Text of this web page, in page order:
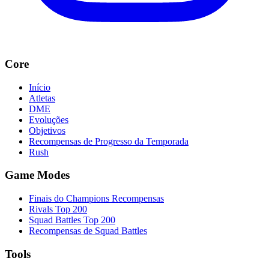
Core
Início
Atletas
DME
Evoluções
Objetivos
Recompensas de Progresso da Temporada
Rush
Game Modes
Finais do Champions Recompensas
Rivals Top 200
Squad Battles Top 200
Recompensas de Squad Battles
Tools